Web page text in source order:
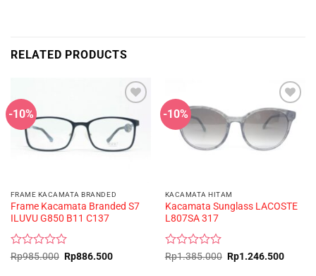
RELATED PRODUCTS
-10%
FRAME KACAMATA BRANDED
Frame Kacamata Branded S7
ILUVU G850 B11 C137
Rated
Rp985.000 Original
price
Rp886.500Current
-10%
KACAMATA HITAM
Kacamata Sunglass LACOSTE
L807SA 317
Rated
Rp1.385.000 Original
price
Rp1.246.500Current